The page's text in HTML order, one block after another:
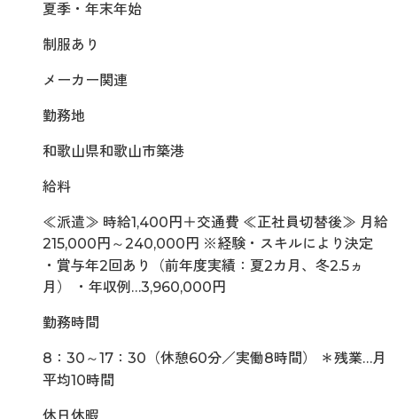
夏季・年末年始
制服あり
メーカー関連
勤務地
和歌山県和歌山市築港
給料
≪派遣≫ 時給1,400円＋交通費 ≪正社員切替後≫ 月給
215,000円～240,000円 ※経験・スキルにより決定
・賞与年2回あり（前年度実績：夏2カ月、冬2.5ヵ
月） ・年収例…3,960,000円
勤務時間
8：30～17：30（休憩60分／実働8時間） ＊残業…月
平均10時間